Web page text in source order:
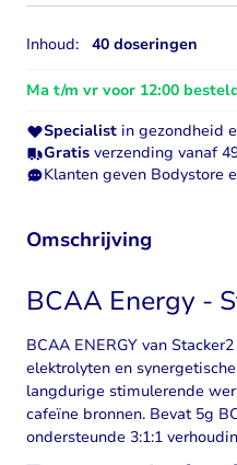
Inhoud: 40 doseringen
Ma t/m vr voor 12:00
Specialist in gezondheid
Gratis verzending vanaf
Klanten geven Bodystore
Omschrijving
BCAA Energy -
BCAA ENERGY van
elektrolyten en
langdurige stimulerende
cafeïne bronnen. Bevat 5g
ondersteunde 3:1:1